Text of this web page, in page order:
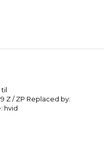
til
Z / ZP Replaced by:
hvid